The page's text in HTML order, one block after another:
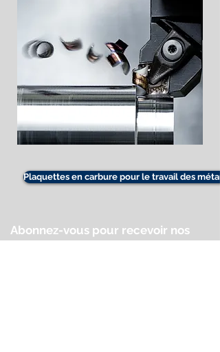
Plaquettes en carbure pour le travail des
Abonnez-vous pour recevoir nos